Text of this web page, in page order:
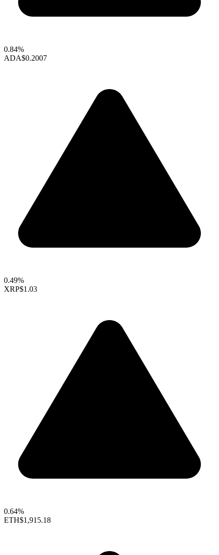
0.84%
ADA$0.2007
0.49%
XRP$1.03
0.64%
ETH$1,915.18